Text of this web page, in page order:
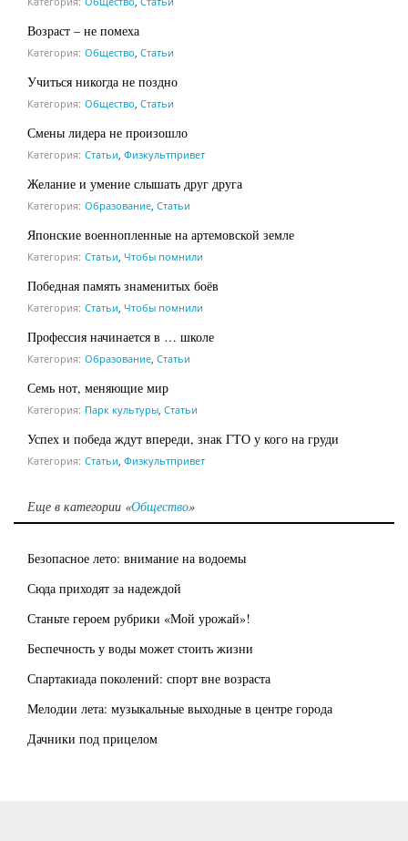
Возраст – не помеха
Категория: Общество, Статьи
Учиться никогда не поздно
Категория: Общество, Статьи
Смены лидера не произошло
Категория: Статьи, Физкультпривет
Желание и умение слышать друг друга
Категория: Образование, Статьи
Японские военнопленные на артемовской земле
Категория: Статьи, Чтобы помнили
Победная память знаменитых боёв
Категория: Статьи, Чтобы помнили
Профессия начинается в … школе
Категория: Образование, Статьи
Семь нот, меняющие мир
Категория: Парк культуры, Статьи
Успех и победа ждут впереди, знак ГТО у кого на груди
Категория: Статьи, Физкультпривет
Еще в категории «Общество»
Безопасное лето: внимание на водоемы
Сюда приходят за надеждой
Станьте героем рубрики «Мой урожай»!
Беспечность у воды может стоить жизни
Спартакиада поколений: спорт вне возраста
Мелодии лета: музыкальные выходные в центре города
Дачники под прицелом